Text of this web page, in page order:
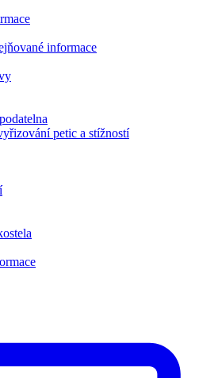
informace
petic a stížností